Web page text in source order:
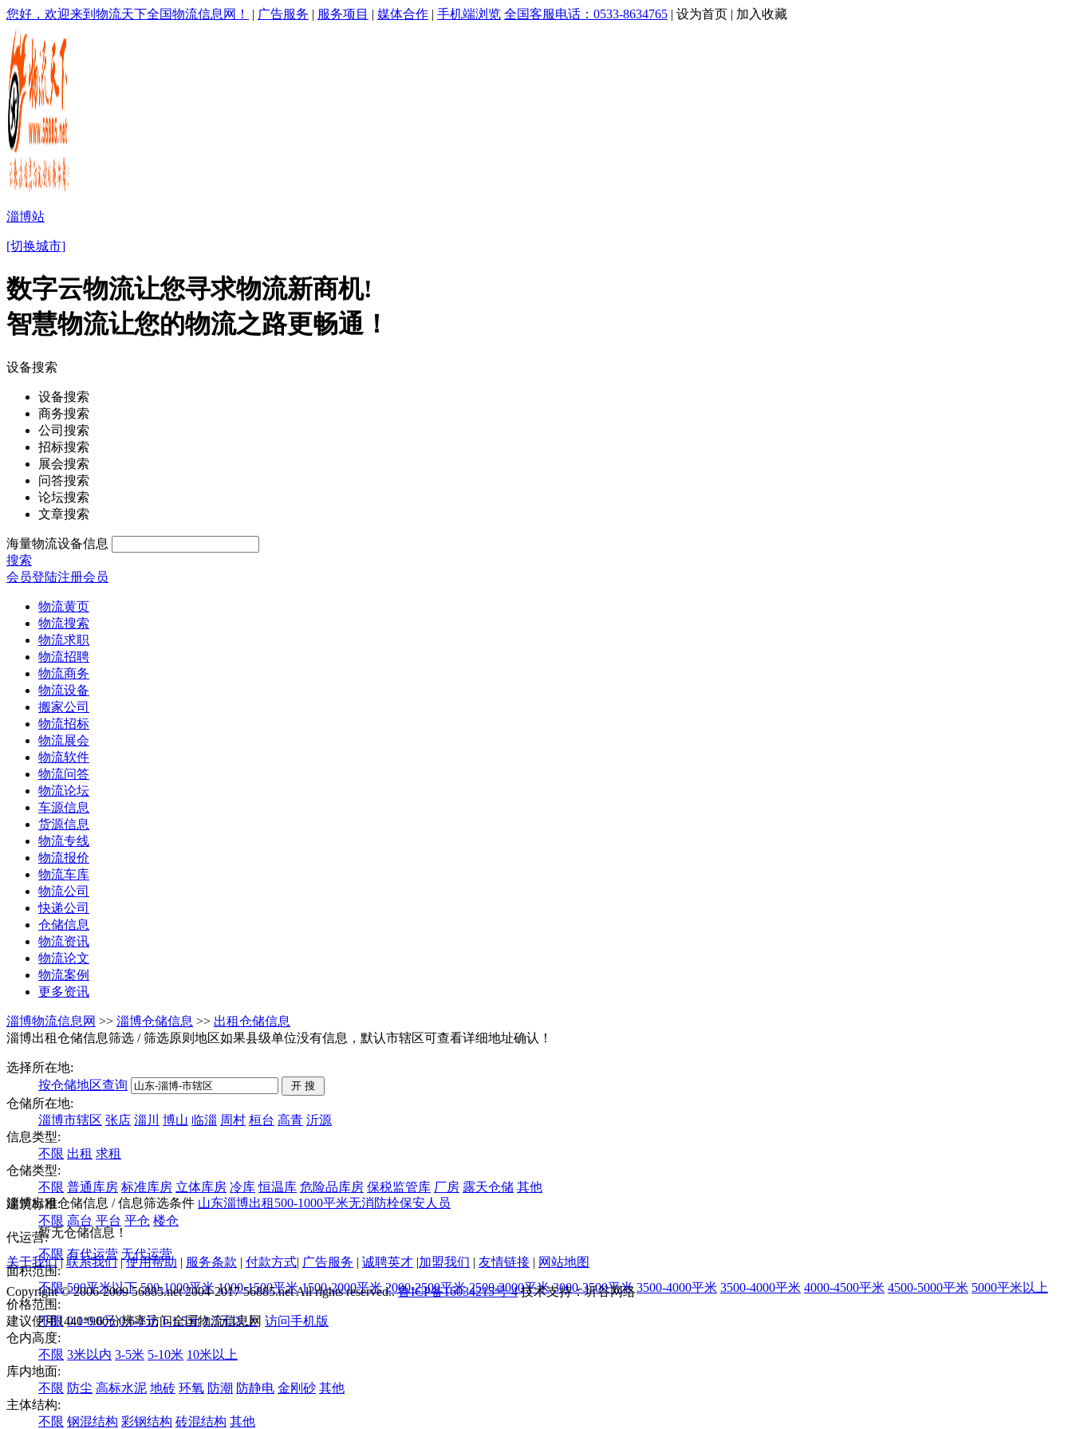
您好，欢迎来到物流天下全国物流信息网！ | 广告服务 | 服务项目 | 媒体合作 | 手机端浏览 全国客服电话：0533-8634765 | 设为首页 | 加入收藏
淄博站
[切换城市]
数字云物流让您寻求物流新商机!
智慧物流让您的物流之路更畅通！
设备搜索
设备搜索
商务搜索
公司搜索
招标搜索
展会搜索
问答搜索
论坛搜索
文章搜索
海量物流设备信息
搜索
会员登陆注册会员
物流黄页
物流搜索
物流求职
物流招聘
物流商务
物流设备
搬家公司
物流招标
物流展会
物流软件
物流问答
物流论坛
车源信息
货源信息
物流专线
物流报价
物流车库
物流公司
快递公司
仓储信息
物流资讯
物流论文
物流案例
更多资讯
淄博物流信息网 >> 淄博仓储信息 >> 出租仓储信息
淄博出租仓储信息筛选 / 筛选原则地区如果县级单位没有信息，默认市辖区可查看详细地址确认！
选择所在地:
按仓储地区查询
仓储所在地:
淄博市辖区 张店 淄川 博山 临淄 周村 桓台 高青 沂源
信息类型:
不限 出租 求租
仓储类型:
不限 普通库房 标准库房 立体库房 冷库 恒温库 危险品库房 保税监管库 厂房 露天仓储 其他
建筑标准:
不限 高台 平台 平仓 楼仓
代运营:
不限 有代运营 无代运营
面积范围:
不限 500平米以下 500-1000平米 1000-1500平米 1500-2000平米 2000-2500平米 2500-3000平米 3000-3500平米 3500-4000平米 3500-4000平米 4000-4500平米 4500-5000平米 5000平米以上
价格范围:
不限 0.1-0.6元 0.6-1元 1-1.5元 1.5元以上
仓内高度:
不限 3米以内 3-5米 5-10米 10米以上
库内地面:
不限 防尘 高标水泥 地砖 环氧 防潮 防静电 金刚砂 其他
主体结构:
不限 钢混结构 彩钢结构 砖混结构 其他
淄博出租仓储信息 / 信息筛选条件 山东淄博出租 500-1000平米无消防栓保安人员
暂无仓储信息！
关于我们|联系我们|使用帮助 | 服务条款 | 付款方式| 广告服务 | 诚聘英才 |加盟我们 | 友情链接 | 网站地图
Copyright © 2006-2009 56885.net 2004-2017 56885.net All rights reserved..鲁ICP备16034215号-4技术支持：圻谷网络
建议使用1440*900分辨率访问全国物流信息网 访问手机版